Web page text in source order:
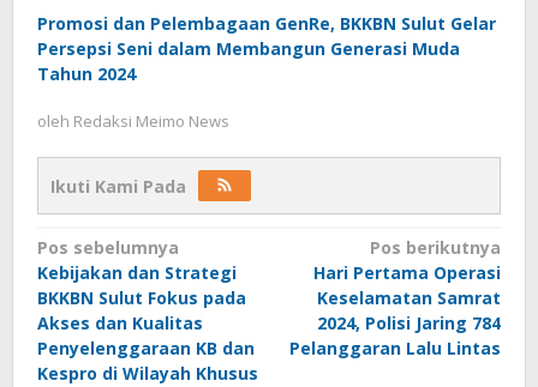
Promosi dan Pelembagaan GenRe, BKKBN Sulut Gelar
Persepsi Seni dalam Membangun Generasi Muda
Tahun 2024
oleh Redaksi Meimo News
Ikuti Kami Pada
Navigasi
pos
Pos sebelumnya
Kebijakan dan Strategi
BKKBN Sulut Fokus pada
Akses dan Kualitas
Penyelenggaraan KB dan
Kespro di Wilayah Khusus
Pos berikutnya
Hari Pertama Operasi
Keselamatan Samrat
2024, Polisi Jaring 784
Pelanggaran Lalu Lintas